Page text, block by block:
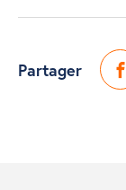
Partager